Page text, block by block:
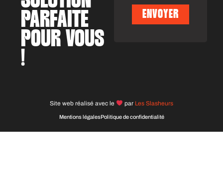
PARFAITE
POUR VOUS
!
ENVOYER
Site web réalisé avec le par Les Slasheurs
Mentions légalesPolitique de confidentialité